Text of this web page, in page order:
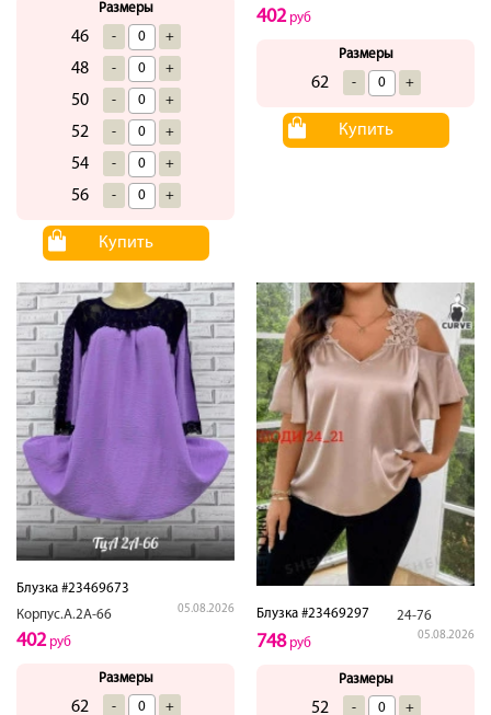
Размеры
46 - +
48 - +
50 - +
52 - +
54 - +
56 - +
Купить
402руб
Размеры
62 - +
Купить
Блузка #23469673
Корпус.А.2А-66
05.08.2026
402руб
Размеры
62 - +
Блузка #23469297 24-76
05.08.2026
748руб
Размеры
52 - +